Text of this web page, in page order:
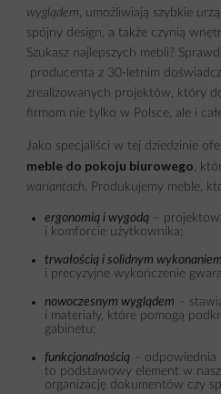
wyglądem , umożliwiają szybkie
spójny design, a także czynią
Szukasz najlepszych mebli?
producenta z 30-letnim
zrealizowanych projektów, który
firmom nie tylko w Polsce, ale i
Jako specjaliści w tej dziedzinie
meble do pokoju biurowego ,
wariantach . Produkujemy meble,
ergonomią i wygodą –
i komforcie użytkownika;
trwałością i solidnym wykonaniem
i precyzyjne wykończenie
nowoczesnym wyglądem –
i materiały, które pomogą
gabinetu;
funkcjonalnością – odpowiednia
to podstawowy element w
organizację dokumentów czy